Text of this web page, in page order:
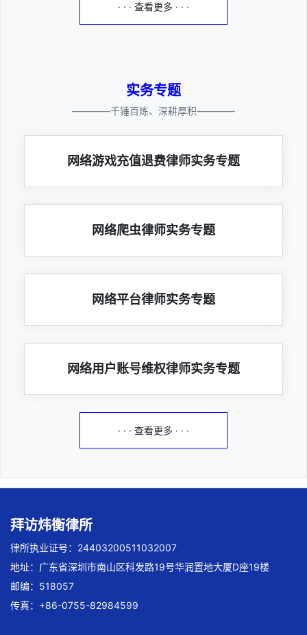
· · · 查看更多 · · ·
实务专题
————千锤百炼、深耕厚积————
网络游戏充值退费律师实务专题
网络爬虫律师实务专题
网络平台律师实务专题
网络用户账号维权律师实务专题
· · · 查看更多 · · ·
拜访炜衡律所
律所执业证号：24403200511032007
地址：广东省深圳市南山区科发路19号华润置地大厦D座19楼
邮编：518057
传真：+86-0755-82984599